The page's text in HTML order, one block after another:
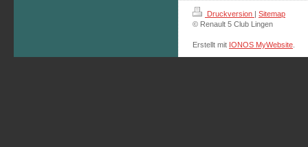
Druckversion | Sitemap
© Renault 5 Club Lingen
Erstellt mit IONOS MyWebsite